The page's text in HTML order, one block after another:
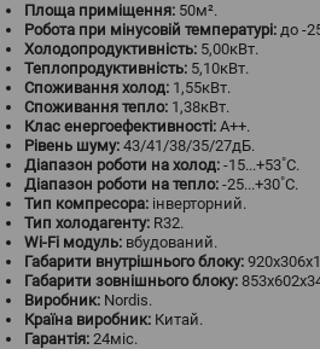
Площа приміщення: 50м².
Робота при мінусовій температурі: до -
Холодопродуктивність: 5,00кВт.
Теплопродуктивність: 5,10кВт.
Споживання холод: 1,55кВт.
Споживання тепло: 1,38кВт.
Клас енергоефективності: A++.
Рівень шуму: 43/41/38/35/27дБ.
Діапазон роботи на холод: -15...+53˚С.
Діапазон роботи на тепло: -25...+30˚С.
Тип компресора: інверторний.
Тип холодагенту: R32.
Wi-Fi модуль: вбудований.
Габарити внутрішнього блоку:
Габарити зовнішнього блоку:
Виробник: Nordis.
Країна виробник: Китай.
Гарантія: 24міс.